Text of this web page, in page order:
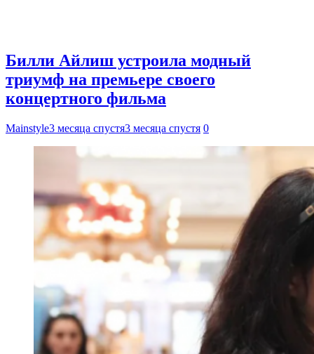
Билли Айлиш устроила модный
триумф на премьере своего
концертного фильма
Mainstyle3 месяца спустя3 месяца спустя 0